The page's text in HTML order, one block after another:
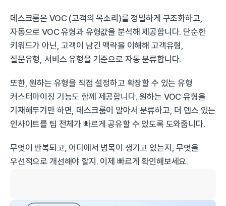
데스크룸은 VOC (고객의 목소리)를 정밀하게 구조화하고,
자동으로 VOC 유형과 유형값을 분석해 제공합니다. 단순한
키워드가 아닌, 고객이 남긴 맥락을 이해해 고객유형,
질문유형, 서비스 유형을 기준으로 자동 분류합니다.
또한, 원하는 유형을 직접 설정하고 확장할 수 있는 유형
커스터마이징 기능도 함께 제공합니다. 원하는 VOC 유형을
기재해두기만 하면, 데스크룸이 알아서 분류하고, 더 뎁스 있는
인사이트를 팀 전체가 빠르게 공유할 수 있도록 도와줍니다.
무엇이 반복되고, 어디에서 병목이 생기고 있는지, 무엇을
우선적으로 개선해야 할지. 이제 빠르게 확인해보세요.